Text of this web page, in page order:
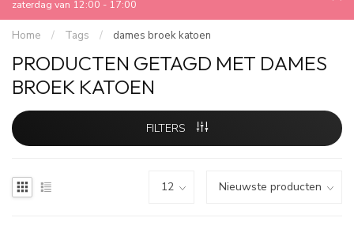
zaterdag van 12:00 - 17:00
Home / Tags / dames broek katoen
PRODUCTEN GETAGD MET DAMES
BROEK KATOEN
FILTERS